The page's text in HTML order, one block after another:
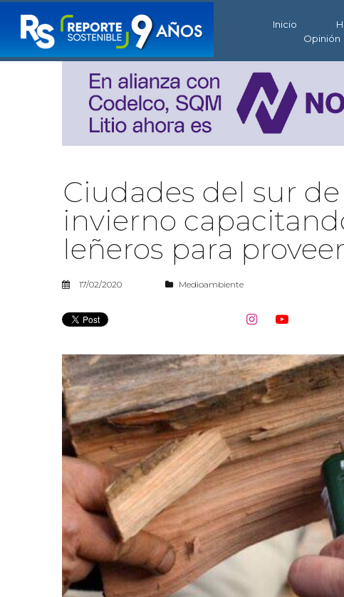
Inicio
Opinión
Ciudades del sur
invierno
leñeros para
17/02/2020 Medioambiente
 